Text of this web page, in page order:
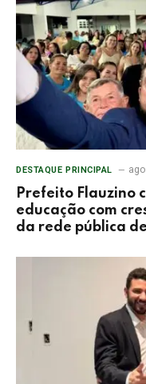
DESTAQUE PRINCIPAL
Prefeito Flauzino
educação com
da rede pública